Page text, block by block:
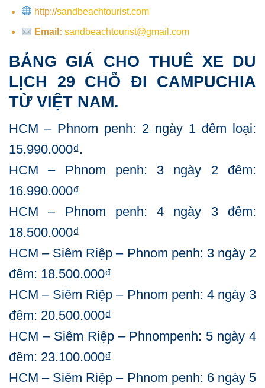
http://sandbeachtourist.com
Email: sandbeachtourist@gmail.com
BẢNG GIÁ CHO THUÊ XE DU
LỊCH 29 CHỖ ĐI CAMPUCHIA
TỪ VIỆT NAM.
HCM – Phnom penh: 2 ngày 1 đêm loại:
15.990.000₫.
HCM – Phnom penh: 3 ngày 2 đêm:
16.990.000₫
HCM – Phnom penh: 4 ngày 3 đêm:
18.500.000₫
HCM – Siêm Riệp – Phnom penh: 3 ngày 2
đêm: 18.500.000₫
HCM – Siêm Riệp – Phnom penh: 4 ngày 3
đêm: 20.500.000₫
HCM – Siêm Riệp – Phnompenh: 5 ngày 4
đêm: 23.100.000₫
HCM – Siêm Riệp – Phnom penh: 6 ngày 5